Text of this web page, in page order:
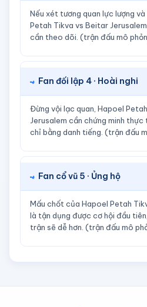
Nếu xét tương quan lực lượng
Petah Tikva vs Beitar
cần theo dõi. (trận đấu mô
Fan đối lập 4 · Hoài nghi
Đừng vội lạc quan, Hapoel
Jerusalem cần chứng minh
chỉ bằng danh tiếng. (trận đấu
Fan cổ vũ 5 · Ủng hộ
Mấu chốt của Hapoel Petah
là tận dụng được cơ hội đầu
trận sẽ dễ hơn. (trận đấu mô